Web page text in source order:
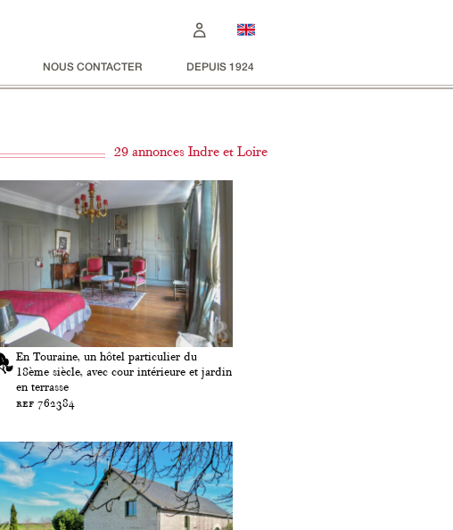
NOUS CONTACTER DEPUIS 1924
29 annonces Indre et Loire
En Touraine, un hôtel particulier du
18ème siècle, avec cour intérieure et jardin
en terrasse
ref 762384